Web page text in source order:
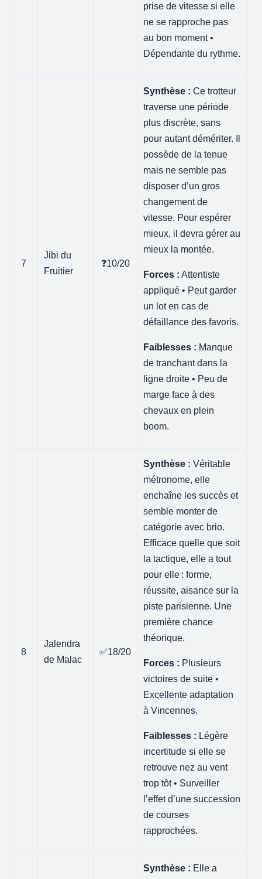
prise de vitesse si elle
ne se rapproche pas
au bon moment •
Dépendante du rythme.
7
Jibi du
Fruitier
❓10/20
Synthèse : Ce trotteur
traverse une période
plus discrète, sans
pour autant démériter. Il
possède de la tenue
mais ne semble pas
disposer d’un gros
changement de
vitesse. Pour espérer
mieux, il devra gérer au
mieux la montée.
Forces : Attentiste
appliqué • Peut garder
un lot en cas de
défaillance des favoris.
Faiblesses : Manque
de tranchant dans la
ligne droite • Peu de
marge face à des
chevaux en plein
boom.
8
Jalendra
de Malac
✅18/20
Synthèse : Véritable
métronome, elle
enchaîne les succès et
semble monter de
catégorie avec brio.
Efficace quelle que soit
la tactique, elle a tout
pour elle : forme,
réussite, aisance sur la
piste parisienne. Une
première chance
théorique.
Forces : Plusieurs
victoires de suite •
Excellente adaptation
à Vincennes.
Faiblesses : Légère
incertitude si elle se
retrouve nez au vent
trop tôt • Surveiller
l’effet d’une succession
de courses
rapprochées.
Synthèse : Elle a